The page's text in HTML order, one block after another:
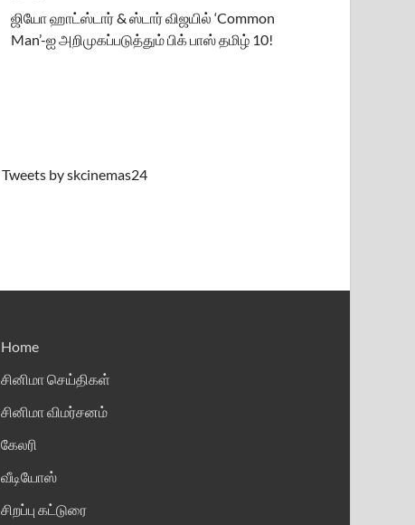
ஜியோ ஹாட்ஸ்டார் & ஸ்டார் விஜயில் ‘Common
Man’-ஐ அறிமுகப்படுத்தும் பிக் பாஸ் தமிழ் 10!
Tweets by skcinemas24
Home
சினிமா செய்திகள்
சினிமா விமர்சனம்
கேலரி
வீடியோஸ்
சிறப்பு கட்டுரை